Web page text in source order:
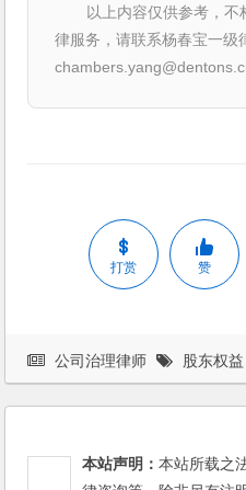
以上内容仅供参考，
律服务，请联系杨春宝一级
打赏 赞
公司治理律师 股东权益
本站声明：本站所载之